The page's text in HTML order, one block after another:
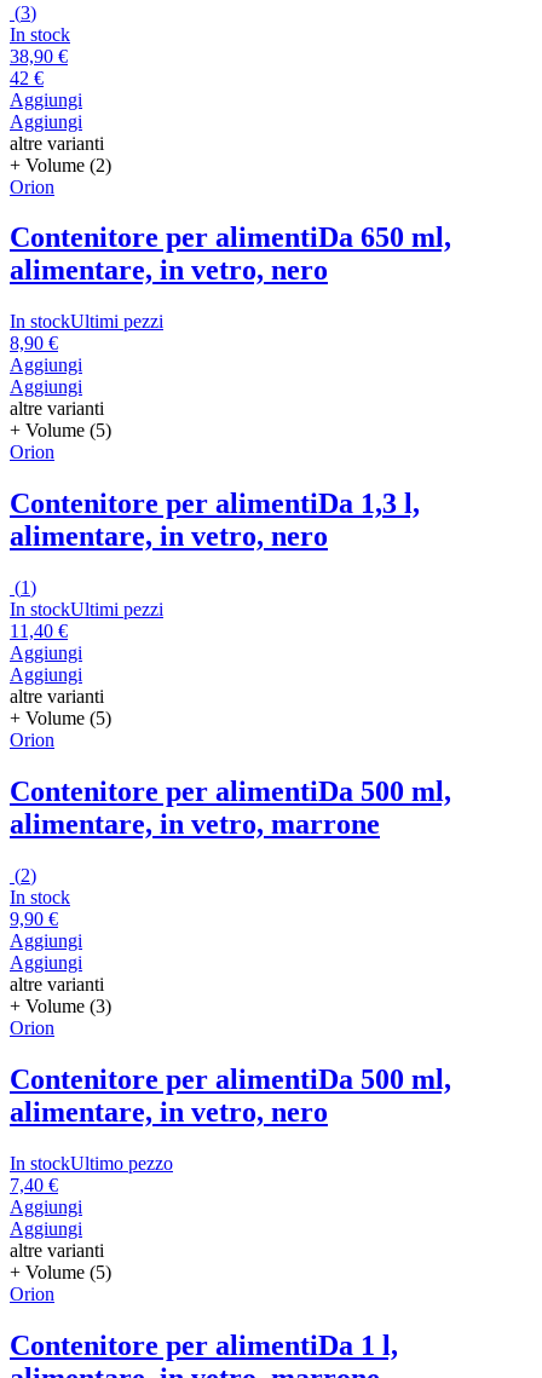
(3)
In stock
38,90 €
42 €
Aggiungi
Aggiungi
altre varianti
+ Volume (2)
Orion
Contenitore per alimentiDa 650 ml,
alimentare, in vetro, nero
In stockUltimi pezzi
8,90 €
Aggiungi
Aggiungi
altre varianti
+ Volume (5)
Orion
Contenitore per alimentiDa 1,3 l,
alimentare, in vetro, nero
(1)
In stockUltimi pezzi
11,40 €
Aggiungi
Aggiungi
altre varianti
+ Volume (5)
Orion
Contenitore per alimentiDa 500 ml,
alimentare, in vetro, marrone
(2)
In stock
9,90 €
Aggiungi
Aggiungi
altre varianti
+ Volume (3)
Orion
Contenitore per alimentiDa 500 ml,
alimentare, in vetro, nero
In stockUltimo pezzo
7,40 €
Aggiungi
Aggiungi
altre varianti
+ Volume (5)
Orion
Contenitore per alimentiDa 1 l,